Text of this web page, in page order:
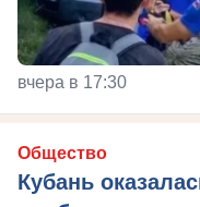
вчера в 17:30
Общество
Кубань